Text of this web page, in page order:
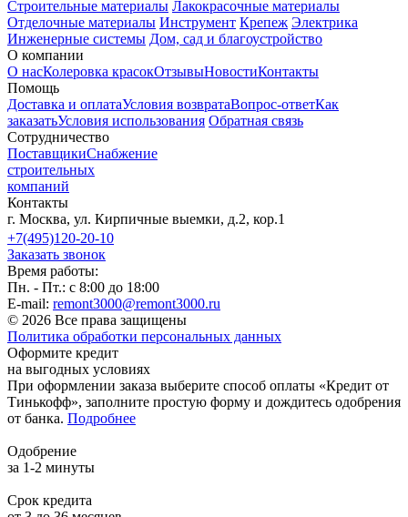
Строительные материалы Лакокрасочные материалы
Отделочные материалы Инструмент Крепеж Электрика
Инженерные системы Дом, сад и благоустройство
О компании
О насКолеровка красокОтзывыНовостиКонтакты
Помощь
Доставка и оплатаУсловия возвратаВопрос-ответКак
заказатьУсловия использования Обратная связь
Сотрудничество
ПоставщикиСнабжение
строительных
компаний
Контакты
г. Москва, ул. Кирпичные выемки, д.2, кор.1
+7(495)120-20-10
Заказать звонок
Время работы:
Пн. - Пт.: с 8:00 до 18:00
E-mail: remont3000@remont3000.ru
© 2026 Все права защищены
Политика обработки персональных данных
Оформите кредит
на выгодных условиях
При оформлении заказа выберите способ оплаты «Кредит от
Тинькофф», заполните простую форму и дождитесь одобрения
от банка. Подробнее
Одобрение
за 1-2 минуты
Срок кредита